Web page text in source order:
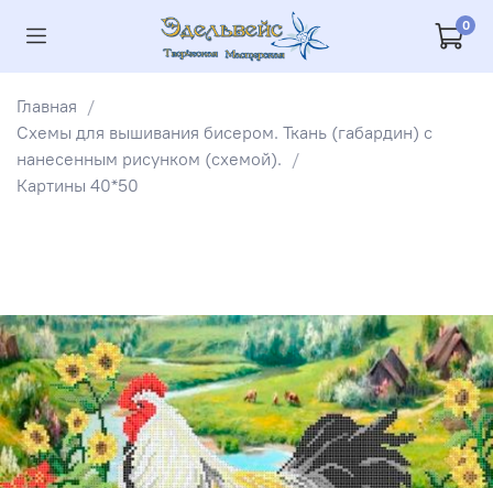
0
Главная
Схемы для вышивания бисером. Ткань (габардин) с
нанесенным рисунком (схемой).
Картины 40*50